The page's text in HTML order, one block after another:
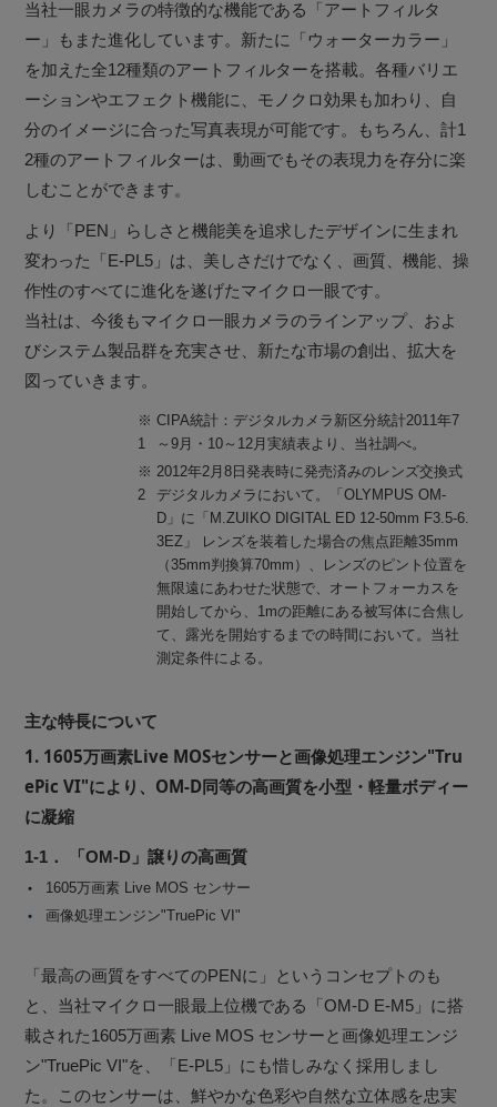
当社一眼カメラの特徴的な機能である「アートフィルタ
ー」もまた進化しています。新たに「ウォーターカラー」
を加えた全12種類のアートフィルターを搭載。各種バリエ
ーションやエフェクト機能に、モノクロ効果も加わり、自
分のイメージに合った写真表現が可能です。もちろん、計1
2種のアートフィルターは、動画でもその表現力を存分に楽
しむことができます。
より「PEN」らしさと機能美を追求したデザインに生まれ
変わった「E-PL5」は、美しさだけでなく、画質、機能、操
作性のすべてに進化を遂げたマイクロ一眼です。
当社は、今後もマイクロ一眼カメラのラインアップ、およ
びシステム製品群を充実させ、新たな市場の創出、拡大を
図っていきます。
※
1
CIPA統計：デジタルカメラ新区分統計2011年7
～9月・10～12月実績表より、当社調べ。
※
2
2012年2月8日発表時に発売済みのレンズ交換式
デジタルカメラにおいて。「OLYMPUS OM-
D」に「M.ZUIKO DIGITAL ED 12-50mm F3.5-6.
3EZ」 レンズを装着した場合の焦点距離35mm
（35mm判換算70mm）、レンズのピント位置を
無限遠にあわせた状態で、オートフォーカスを
開始してから、1mの距離にある被写体に合焦し
て、露光を開始するまでの時間において。当社
測定条件による。
主な特長について
1. 1605万画素Live MOSセンサーと画像処理エンジン"Tru
ePic VI"により、OM-D同等の高画質を小型・軽量ボディー
に凝縮
1-1． 「OM-D」譲りの高画質
1605万画素 Live MOS センサー
画像処理エンジン"TruePic VI"
「最高の画質をすべてのPENに」というコンセプトのも
と、当社マイクロ一眼最上位機である「OM-D E-M5」に搭
載された1605万画素 Live MOS センサーと画像処理エンジ
ン"TruePic VI"を、「E-PL5」にも惜しみなく採用しまし
た。このセンサーは、鮮やかな色彩や自然な立体感を忠実